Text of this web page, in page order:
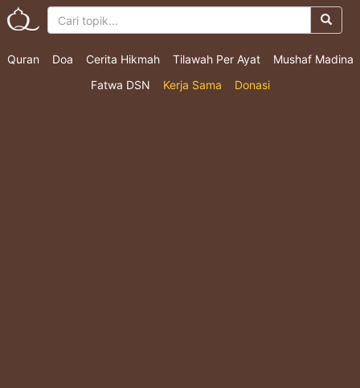
Quran Doa Cerita Hikmah Tilawah Per Ayat
Mushaf Madina
Fatwa DSN
Kerja Sama Donasi